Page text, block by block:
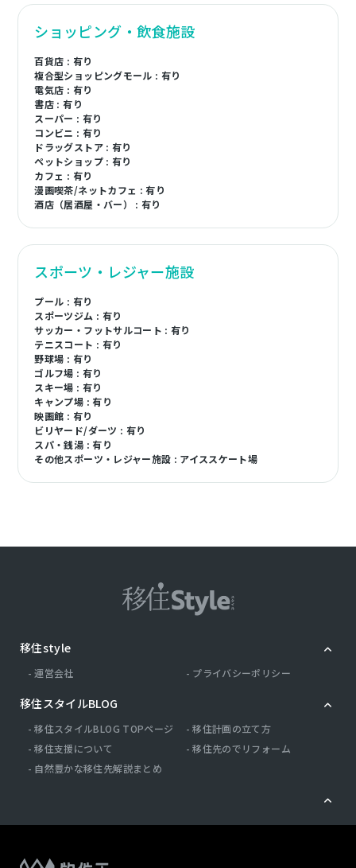
ショッピング・飲食施設
百貨店 : 有り
複合型ショッピングモール : 有り
電気店 : 有り
書店 : 有り
スーパー : 有り
コンビニ : 有り
ドラッグストア : 有り
ペットショップ : 有り
カフェ : 有り
漫画喫茶/ネットカフェ : 有り
酒店（居酒屋・バー） : 有り
スポーツ・レジャー施設
プール : 有り
スポーツジム : 有り
サッカー・フットサルコート : 有り
テニスコート : 有り
野球場 : 有り
ゴルフ場 : 有り
スキー場 : 有り
キャンプ場 : 有り
映画館 : 有り
ビリヤード/ダーツ : 有り
スパ・銭湯 : 有り
その他スポーツ・レジャー施設 : アイススケート場
移住style
運営会社 プライバシーポリシー
移住スタイルBLOG
移住スタイルBLOG TOPページ
移住計画の立て方
移住支援について
移住先のでリフォーム
自然豊かな移住先解説まとめ